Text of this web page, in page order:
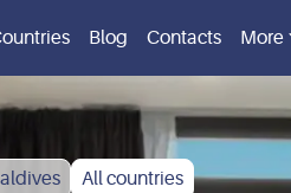
Blog Contacts More
All countries